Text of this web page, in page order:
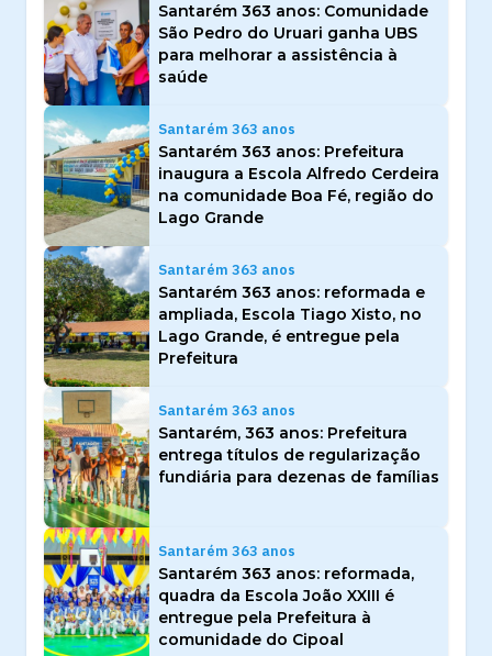
Santarém 363 anos: Comunidade
São Pedro do Uruari ganha UBS
para melhorar a assistência à
saúde
Santarém 363 anos
Santarém 363 anos: Prefeitura
inaugura a Escola Alfredo Cerdeira
na comunidade Boa Fé, região do
Lago Grande
Santarém 363 anos
Santarém 363 anos: reformada e
ampliada, Escola Tiago Xisto, no
Lago Grande, é entregue pela
Prefeitura
Santarém 363 anos
Santarém, 363 anos: Prefeitura
entrega títulos de regularização
fundiária para dezenas de famílias
Santarém 363 anos
Santarém 363 anos: reformada,
quadra da Escola João XXIII é
entregue pela Prefeitura à
comunidade do Cipoal